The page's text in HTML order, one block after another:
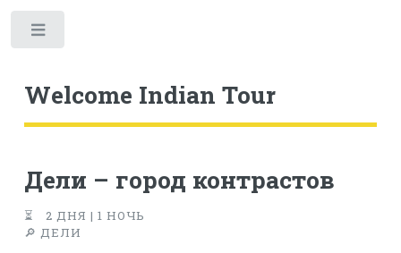
Welcome Indian Tour
Дели – город контрастов
⏳ 2 ДНЯ | 1 НОЧЬ
🔎 ДЕЛИ